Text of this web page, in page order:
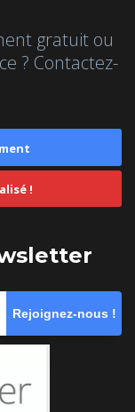
gratuit ou
? Contactez-
!
Rejoignez-nous !